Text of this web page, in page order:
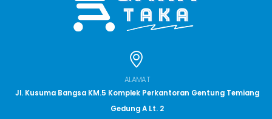
ALAMAT
Jl. Kusuma Bangsa KM.5 Komplek Perkantoran Gentung Temiang
Gedung A Lt. 2